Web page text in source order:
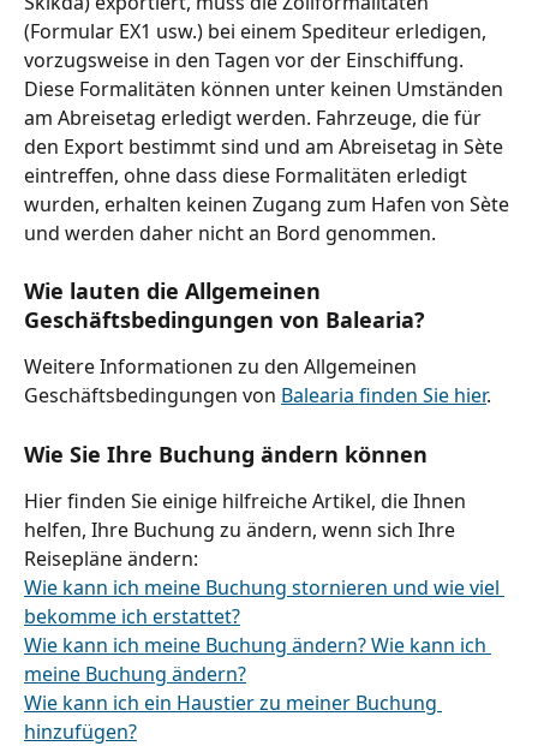
(Formular EX1 usw.) bei einem Spediteur erledigen,
vorzugsweise in den Tagen vor der Einschiffung.
Diese Formalitäten können unter keinen Umständen
am Abreisetag erledigt werden. Fahrzeuge, die für
den Export bestimmt sind und am Abreisetag in Sète
eintreffen, ohne dass diese Formalitäten erledigt
wurden, erhalten keinen Zugang zum Hafen von Sète
und werden daher nicht an Bord genommen.
Wie lauten die Allgemeinen
Geschäftsbedingungen von Balearia?
Weitere Informationen zu den Allgemeinen
Geschäftsbedingungen von Balearia finden Sie hier.
Wie Sie Ihre Buchung ändern können
Hier finden Sie einige hilfreiche Artikel, die Ihnen
helfen, Ihre Buchung zu ändern, wenn sich Ihre
Reisepläne ändern:
Wie kann ich meine Buchung stornieren und wie viel
bekomme ich erstattet?
Wie kann ich meine Buchung ändern? Wie kann ich
meine Buchung ändern?
Wie kann ich ein Haustier zu meiner Buchung
hinzufügen?